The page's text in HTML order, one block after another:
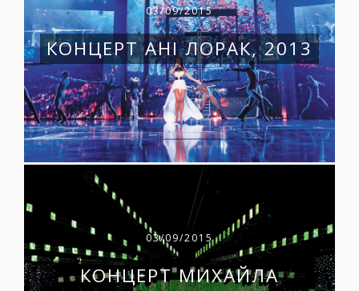
03/09/2015
КОНЦЕРТ АНІ ЛОРАК, 2013
03/09/2015
КОНЦЕРТ МИХАЙЛА